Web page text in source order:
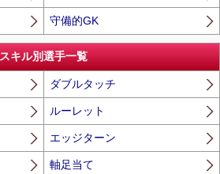
守備的GK
スキル別選手一覧
ダブルタッチ
ルーレット
エッジターン
軸足当て